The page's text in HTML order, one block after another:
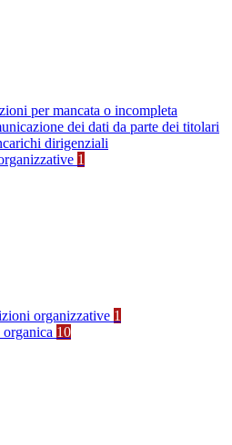
per mancata o incompleta
dei dati da parte dei titolari
dirigenziali
1
organizzative 1
10